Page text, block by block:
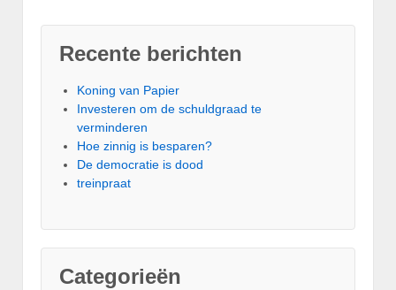
Recente berichten
Koning van Papier
Investeren om de schuldgraad te
verminderen
Hoe zinnig is besparen?
De democratie is dood
treinpraat
Categorieën